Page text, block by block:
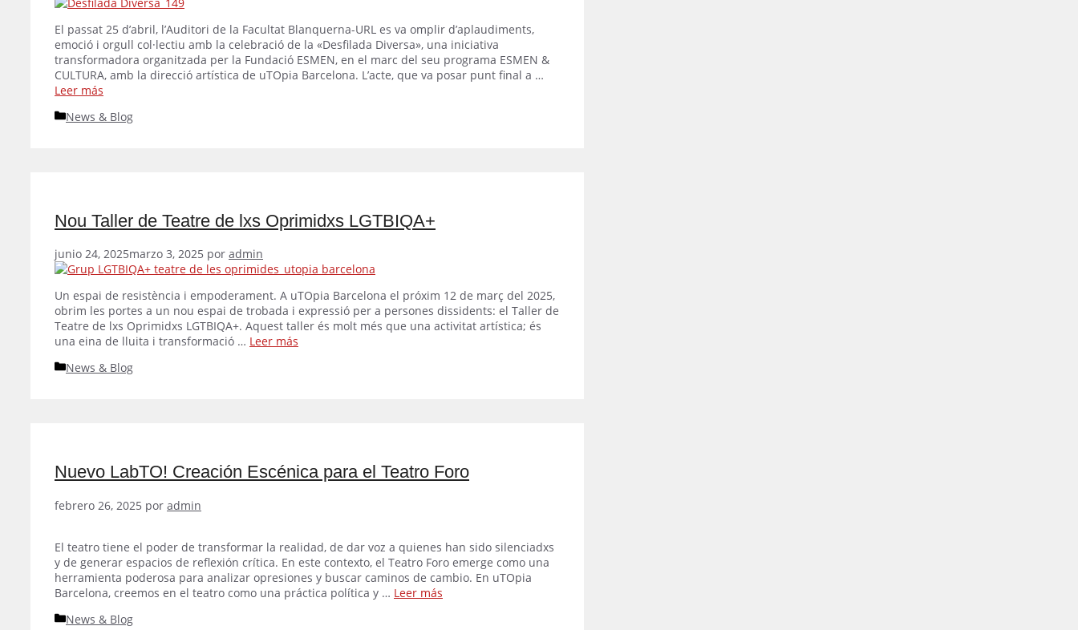
El passat 25 d’abril, l’Auditori de la Facultat Blanquerna-URL es va omplir d’aplaudiments,
emoció i orgull col·lectiu amb la celebració de la «Desfilada Diversa», una iniciativa
transformadora organitzada per la Fundació ESMEN, en el marc del seu programa ESMEN &
CULTURA, amb la direcció artística de uTOpia Barcelona. L’acte, que va posar punt final a …
Leer más
Categorías
News & Blog
Nou Taller de Teatre de lxs Oprimidxs LGTBIQA+
junio 24, 2025marzo 3, 2025 por admin
Un espai de resistència i empoderament. A uTOpia Barcelona el próxim 12 de març del 2025,
obrim les portes a un nou espai de trobada i expressió per a persones dissidents: el Taller de
Teatre de lxs Oprimidxs LGTBIQA+. Aquest taller és molt més que una activitat artística; és
una eina de lluita i transformació … Leer más
Categorías
News & Blog
Nuevo LabTO! Creación Escénica para el Teatro Foro
febrero 26, 2025 por admin
El teatro tiene el poder de transformar la realidad, de dar voz a quienes han sido silenciadxs
y de generar espacios de reflexión crítica. En este contexto, el Teatro Foro emerge como una
herramienta poderosa para analizar opresiones y buscar caminos de cambio. En uTOpia
Barcelona, creemos en el teatro como una práctica política y … Leer más
Categorías
News & Blog